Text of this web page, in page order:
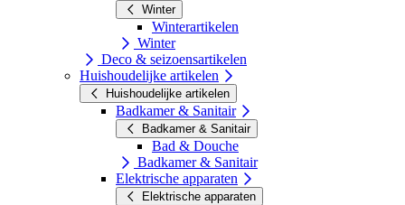
Winter
Winterartikelen
Winter
Deco & seizoensartikelen
Huishoudelijke artikelen
Huishoudelijke artikelen
Badkamer & Sanitair
Badkamer & Sanitair
Bad & Douche
Badkamer & Sanitair
Elektrische apparaten
Elektrische apparaten